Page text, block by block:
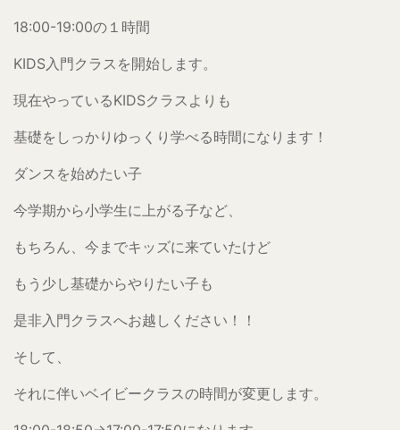
18:00-19:00の１時間
KIDS入門クラスを開始します。
現在やっているKIDSクラスよりも
基礎をしっかりゆっくり学べる時間になります！
ダンスを始めたい子
今学期から小学生に上がる子など、
もちろん、今までキッズに来ていたけど
もう少し基礎からやりたい子も
是非入門クラスへお越しください！！
そして、
それに伴いベイビークラスの時間が変更します。